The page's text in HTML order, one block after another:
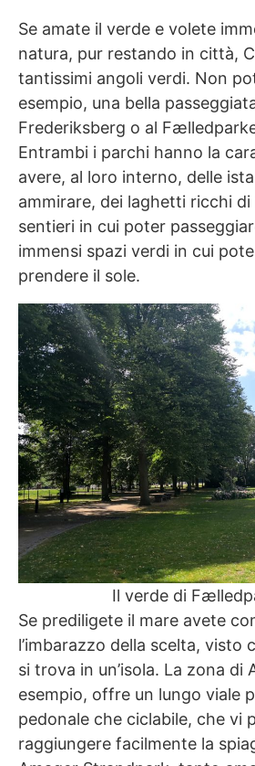
Se amate il verde e volete
natura, pur restando in città,
tantissimi angoli verdi. Non
esempio, una bella
Frederiksberg o al
Entrambi i parchi hanno la
avere, al loro interno, delle
ammirare, dei laghetti ricchi di
sentieri in cui poter
immensi spazi verdi in cui
prendere il sole.
Il verde di
Se prediligete il mare avete
l’imbarazzo della scelta, visto
si trova in un’isola. La zona di
esempio, offre un lungo viale
pedonale che ciclabile, che vi
raggiungere facilmente la